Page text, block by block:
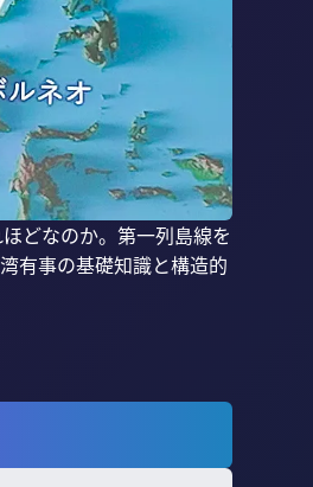
どなのか。第一列島線を
有事の基礎知識と構造的